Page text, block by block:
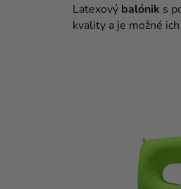
Latexový balónik s
kvality a je možné